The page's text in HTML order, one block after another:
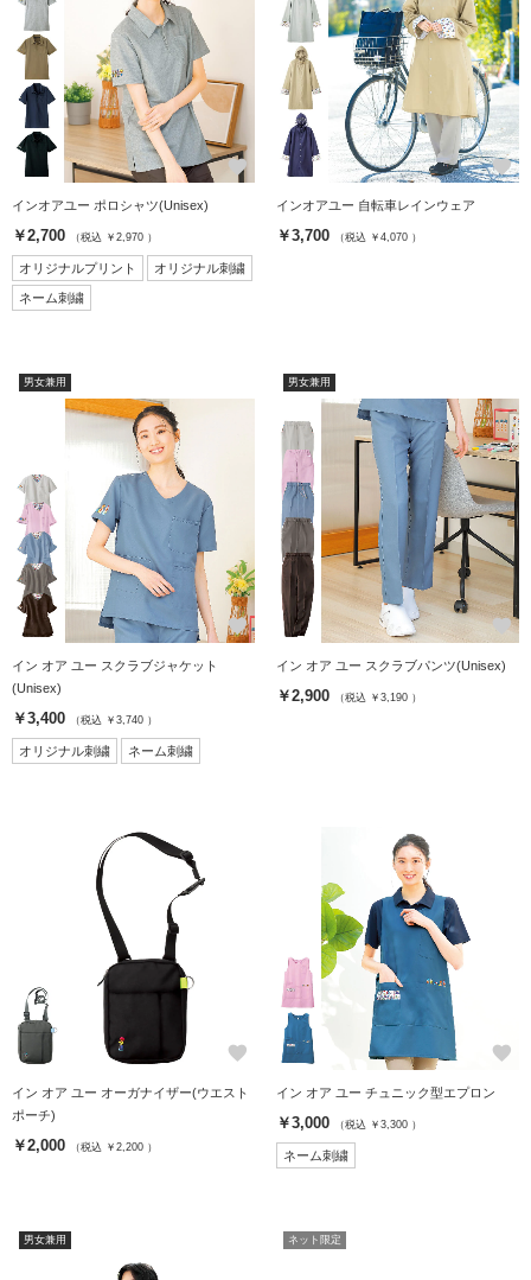
favorite
インオアユー ポロシャツ(Unisex)
￥2,700 （税込 ￥2,970 ）
オリジナルプリント オリジナル刺繍
ネーム刺繍
favorite
インオアユー 自転車レインウェア
￥3,700 （税込 ￥4,070 ）
男女兼用
favorite
イン オア ユー スクラブジャケット
(Unisex)
￥3,400 （税込 ￥3,740 ）
オリジナル刺繍 ネーム刺繍
男女兼用
favorite
イン オア ユー スクラブパンツ(Unisex)
￥2,900 （税込 ￥3,190 ）
favorite
イン オア ユー オーガナイザー(ウエスト
ポーチ)
￥2,000 （税込 ￥2,200 ）
favorite
イン オア ユー チュニック型エプロン
￥3,000 （税込 ￥3,300 ）
ネーム刺繍
男女兼用 ネット限定